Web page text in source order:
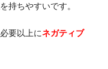
持ちやすいです。
要以上にネガティブ